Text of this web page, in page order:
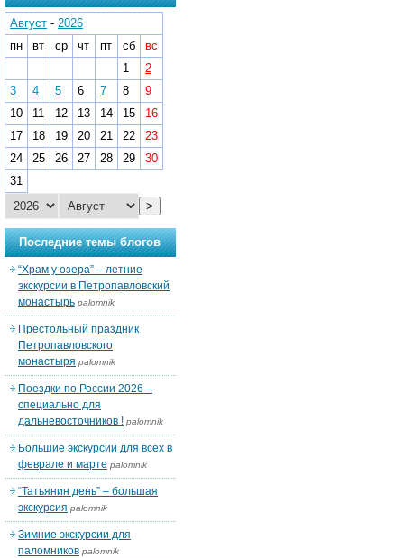
Август - 2026
пн
вт ср чт пт сб
вс
1
2
3
4 5 6 7 8
9
10
11 12 13 14 15
16
17
18 19 20 21 22
23
24
25 26 27 28 29
30
31
>
Последние темы блогов
“Храм у озера” – летние
экскурсии в Петропавловский
монастырь palomnik
Престольный праздник
Петропавловского
монастыря palomnik
Поездки по России 2026 –
специально для
дальневосточников ! palomnik
Большие экскурсии для всех в
феврале и марте palomnik
“Татьянин день” – большая
экскурсия palomnik
Зимние экскурсии для
паломников palomnik